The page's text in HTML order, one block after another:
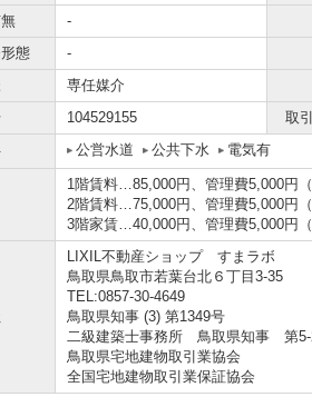
-
態
-
専任媒介
104529155 取
公営水道 公共下水 電気有
1階賃料…85,000円、管理費5,000円（
2階賃料…75,000円、管理費5,000円
3階家賃…40,000円、管理費5,000円
LIXIL不動産ショップ すまラボ
鳥取県鳥取市若葉台北６丁目3-35
TEL:0857-30-4649
鳥取県知事 (3) 第1349号
二級建築士事務所 鳥取県知事 第
鳥取県宅地建物取引業協会
全国宅地建物取引業保証協会